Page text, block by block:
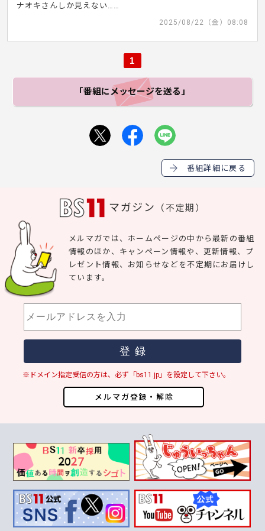
ナオキさんしか見えない……
2025/08/22（金）08:08
1
「番組にメッセージを送る」
番組詳細に戻る
マガジン （不定期）
メルマガ登録・解除
メルマガでは、ホームページの中から最新の番組
情報のほか、キャンペーン情報や、更新情報、プ
レゼント情報、お知らせなどを不定期にお届けし
ています。
※ドメイン指定受信の方は、必ず「bs11.jp」を設定して下さい。